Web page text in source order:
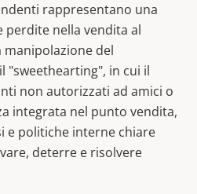
rappresentano una
perdite nella vendita al
manipolazione del
"sweethearting", in cui il
non autorizzati ad amici o
integrata nel punto vendita,
e politiche interne chiare
deterre e risolvere